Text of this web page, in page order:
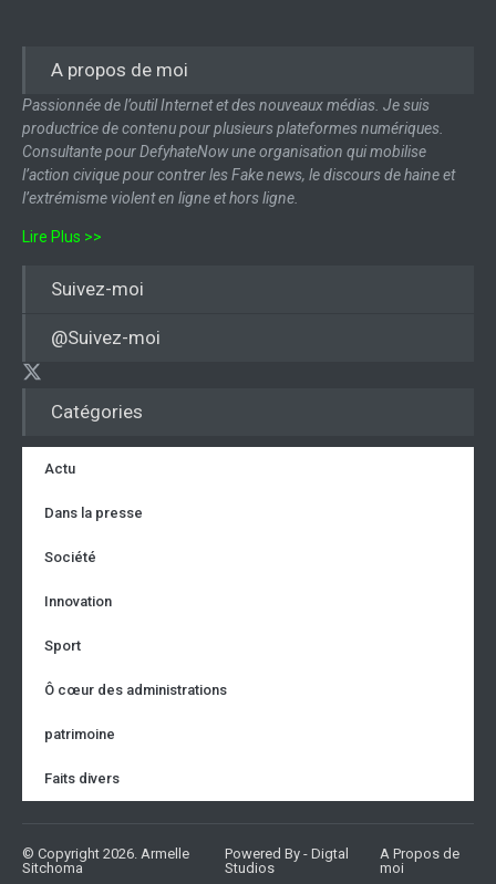
Catégories
Actu
Dans la presse
Société
Innovation
Sport
Ô cœur des administrations
patrimoine
Faits divers
A propos de moi
Passionnée de l’outil Internet et des nouveaux médias. Je suis
productrice de contenu pour plusieurs plateformes numériques.
Consultante pour DefyhateNow une organisation qui mobilise
l’action civique pour contrer les Fake news, le discours de haine et
l’extrémisme violent en ligne et hors ligne.
Lire Plus >>
Suivez-moi
@Suivez-moi
© Copyright 2026. Armelle
Sitchoma
Powered By - Digtal
Studios
A Propos de
moi